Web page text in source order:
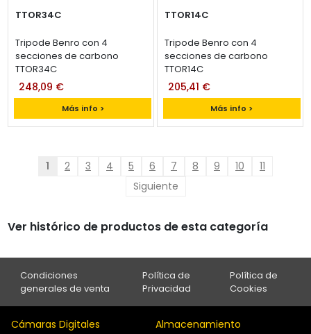
TTOR34C
Tripode Benro con 4
secciones de carbono
TTOR34C
Más info >
248,09 €
TTOR14C
Tripode Benro con 4
secciones de carbono
TTOR14C
Más info >
205,41 €
1 2 3 4 5 6 7 8 9 10
11
Siguiente
Ver histórico de productos de esta categoría
Condiciones
generales de venta
Política de
Privacidad
Política de
Cookies
Cámaras Digitales Almacenamiento